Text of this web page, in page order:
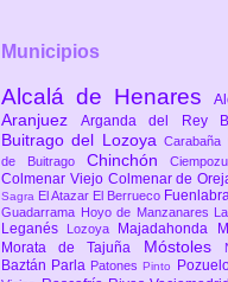
Municipios
Alcalá de Henares
AranjuezArganda del Rey
Buitrago del LozoyaCarabaña
de Buitrago Chinchón
Colmenar Viejo Colmenar de
Sagra El Atazar El Berrueco
Guadarrama Hoyo de Manzanares
Leganés
Lozoya Majadahonda
Morata de Tajuña Móstoles
Baztán Parla PatonesPinto